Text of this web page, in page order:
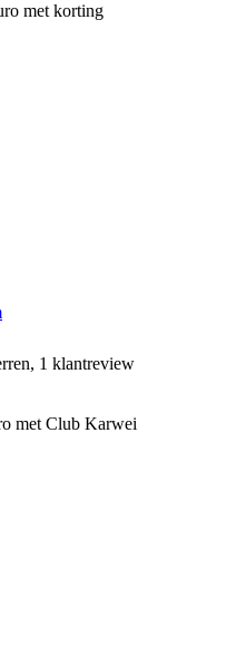
met korting
1 klantreview
met Club Karwei